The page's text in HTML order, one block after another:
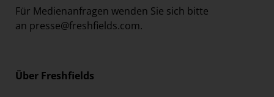
Für Medienanfragen wenden Sie sich bitte
an presse@freshfields.com.
Über Freshfields